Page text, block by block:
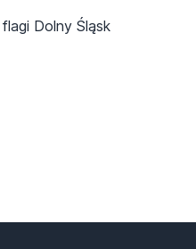
Dolny Śląsk